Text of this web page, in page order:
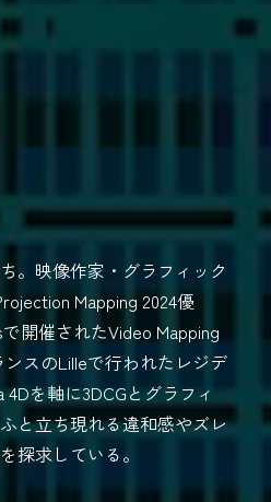
。映像作家・グラフィック
Mapping 2024優
開催されたVideo Mapping
スのLilleで行われたレジデ
を軸に3DCGとグラフィ
と立ち現れる違和感やズレ
探求している。